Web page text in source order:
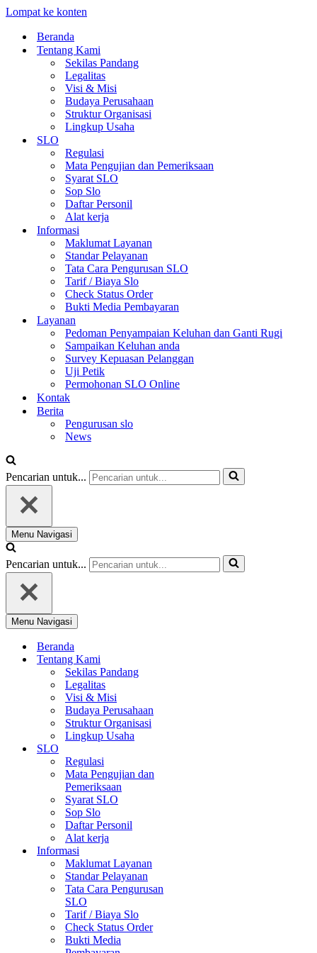
Lompat ke konten
Beranda
Tentang Kami
Sekilas Pandang
Legalitas
Visi & Misi
Budaya Perusahaan
Struktur Organisasi
Lingkup Usaha
SLO
Regulasi
Mata Pengujian dan Pemeriksaan
Syarat SLO
Sop Slo
Daftar Personil
Alat kerja
Informasi
Maklumat Layanan
Standar Pelayanan
Tata Cara Pengurusan SLO
Tarif / Biaya Slo
Check Status Order
Bukti Media Pembayaran
Layanan
Pedoman Penyampaian Keluhan dan Ganti Rugi
Sampaikan Keluhan anda
Survey Kepuasan Pelanggan
Uji Petik
Permohonan SLO Online
Kontak
Berita
Pengurusan slo
News
Pencarian untuk...
Menu Navigasi
Pencarian untuk...
Menu Navigasi
Beranda
Tentang Kami
Sekilas Pandang
Legalitas
Visi & Misi
Budaya Perusahaan
Struktur Organisasi
Lingkup Usaha
SLO
Regulasi
Mata Pengujian dan
Pemeriksaan
Syarat SLO
Sop Slo
Daftar Personil
Alat kerja
Informasi
Maklumat Layanan
Standar Pelayanan
Tata Cara Pengurusan
SLO
Tarif / Biaya Slo
Check Status Order
Bukti Media